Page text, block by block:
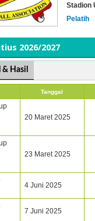
Stadion
Pelatih
2026/2027
& Hasil
Tanggal
20 Maret 2025
23 Maret 2025
4 Juni 2025
7 Juni 2025